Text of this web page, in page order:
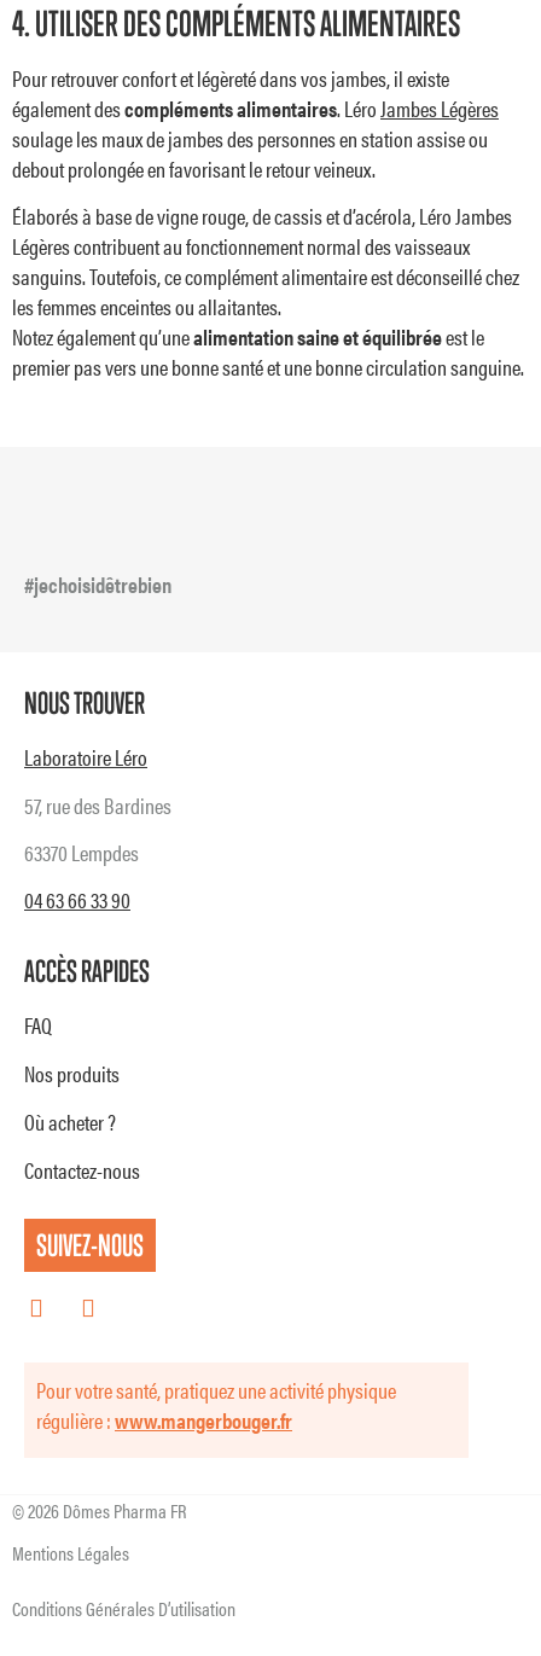
4. UTILISER DES COMPLÉMENTS ALIMENTAIRES
Pour retrouver confort et légèreté dans vos jambes, il existe
également descompléments alimentaires. Léro Jambes Légères
soulage les maux de jambes des personnes en station assise ou
debout prolongée en favorisant le retour veineux.
Élaborés à base de vigne rouge, de cassis et d’acérola, Léro Jambes
Légères contribuent au fonctionnement normal des vaisseaux
sanguins. Toutefois, ce complément alimentaire est déconseillé chez
les femmes enceintes ou allaitantes.
Notez également qu’unealimentation saine et équilibréeest le
premier pas vers une bonne santé et une bonne circulation sanguine.
#jechoisidêtrebien
NOUS TROUVER
Laboratoire Léro
57, rue des Bardines
63370 Lempdes
04 63 66 33 90
ACCÈS RAPIDES
FAQ
Nos produits
Où acheter ?
Contactez-nous
SUIVEZ-NOUS
Pour votre santé, pratiquez une activité physique
régulière :www.mangerbouger.fr
© 2026 Dômes Pharma FR
Mentions Légales
Conditions Générales D’utilisation